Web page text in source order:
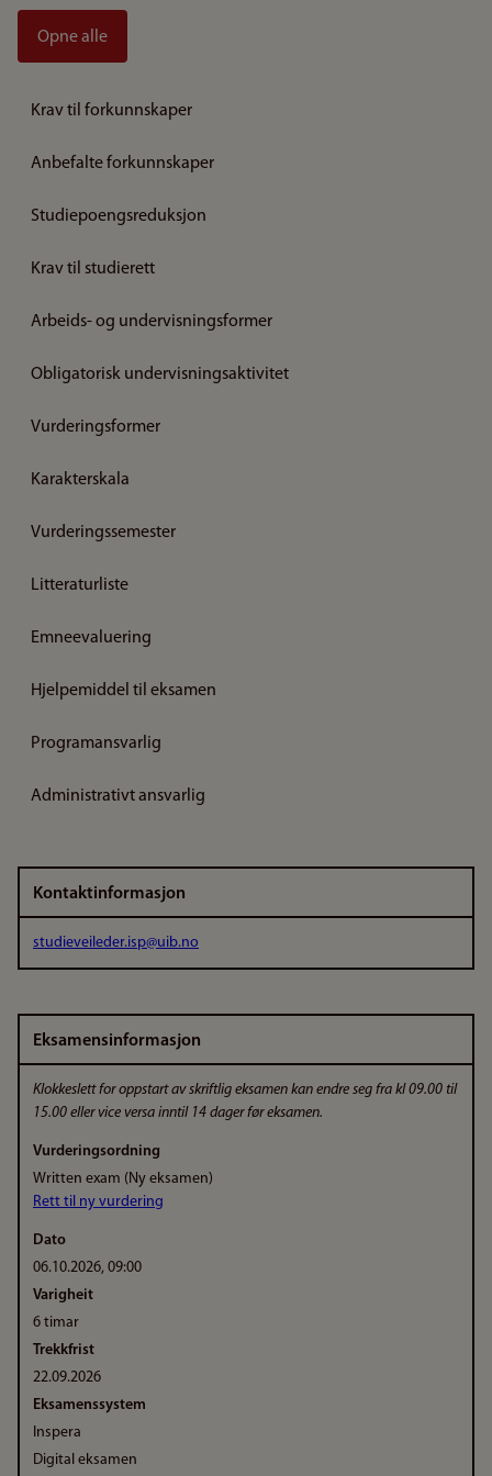
Opne alle
Krav til forkunnskaper
Anbefalte forkunnskaper
Studiepoengsreduksjon
Krav til studierett
Arbeids- og undervisningsformer
Obligatorisk undervisningsaktivitet
Vurderingsformer
Karakterskala
Vurderingssemester
Litteraturliste
Emneevaluering
Hjelpemiddel til eksamen
Programansvarlig
Administrativt ansvarlig
Kontaktinformasjon
studieveileder.isp@uib.no
Eksamensinformasjon
Klokkeslett for oppstart av skriftlig eksamen kan endre seg fra kl 09.00 til
15.00 eller vice versa inntil 14 dager før eksamen.
Vurderingsordning
Written exam (Ny eksamen)
Rett til ny vurdering
Dato
06.10.2026, 09:00
Varigheit
6 timar
Trekkfrist
22.09.2026
Eksamenssystem
Inspera
Digital eksamen